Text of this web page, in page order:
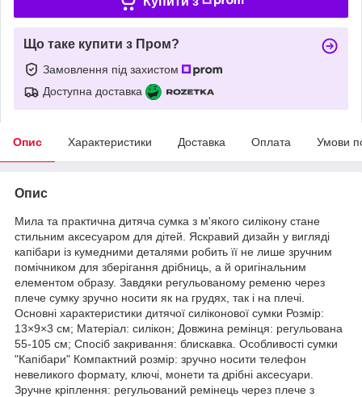
Що таке купити з Пром?
Замовлення під захистом
Доступна доставка
Опис Характеристики Доставка Оплата Умови
Опис
Мила та практична дитяча сумка з м'якого силікону стане
стильним аксесуаром для дітей. Яскравий дизайн у вигляді
капібари із кумедними деталями робить її не лише зручним
помічником для зберігання дрібниць, а й оригінальним
елементом образу. Завдяки регульованому ременю через
плече сумку зручно носити як на грудях, так і на плечі.
Основні характеристики дитячої силіконової сумки Розмір:
13×9×3 см; Матеріал: силікон; Довжина ремінця: регульована
55-105 см; Спосіб закривання: блискавка. Особливості сумки
"Капібари" Компактний розмір: зручно носити телефон
невеликого формату, ключі, монети та дрібні аксесуари.
Зручне кріплення: регульований ремінець через плече з